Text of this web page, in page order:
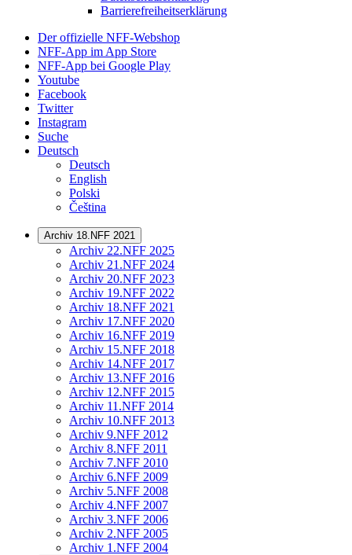
Barrierefreiheitserklärung
Der offizielle NFF-Webshop
NFF-App im App Store
NFF-App bei Google Play
Youtube
Facebook
Twitter
Instagram
Suche
Deutsch
Deutsch
English
Polski
Čeština
Archiv 18.NFF 2021
Archiv 22.NFF 2025
Archiv 21.NFF 2024
Archiv 20.NFF 2023
Archiv 19.NFF 2022
Archiv 18.NFF 2021
Archiv 17.NFF 2020
Archiv 16.NFF 2019
Archiv 15.NFF 2018
Archiv 14.NFF 2017
Archiv 13.NFF 2016
Archiv 12.NFF 2015
Archiv 11.NFF 2014
Archiv 10.NFF 2013
Archiv 9.NFF 2012
Archiv 8.NFF 2011
Archiv 7.NFF 2010
Archiv 6.NFF 2009
Archiv 5.NFF 2008
Archiv 4.NFF 2007
Archiv 3.NFF 2006
Archiv 2.NFF 2005
Archiv 1.NFF 2004